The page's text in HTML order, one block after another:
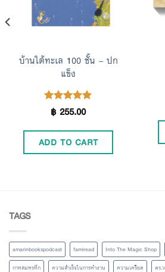
บ้านใต้ทะเล 100 ชั้น – ปก
แข็ง
Rated4.96
฿255.00
ADD TO CART
TAGS
amarinbookspodcast famiread Into The Magic Shop
กาหลมหรทึก
ความสำเร็จในการทำงาน ความเครียด ดร.